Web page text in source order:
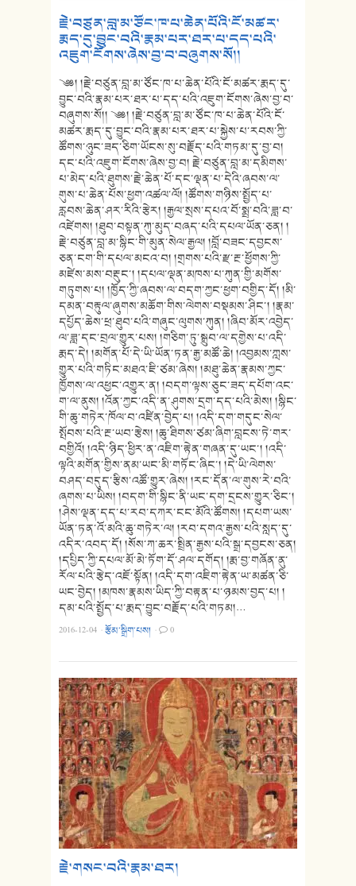
རྗེ་བཙུན་བླ་མ་ཙོང་ཁ་པ་ཆེན་པོའི་ངོ་མཚར་
རྨད་དུ་བྱུང་བའི་རྣམ་པར་ཐར་པ་དད་པའི་
འཇུག་ངོགས་ཞེས་བྱ་བ་བཞུགས་སོ།།
༄༅། །རྗེ་བཙུན་བླ་མ་ཙོང་ཁ་པ་ཆེན་པོའི་ངོ་མཚར་རྨད་དུ་
བྱུང་བའི་རྣམ་པར་ཐར་པ་དད་པའི་འཇུག་ངོགས་ཞེས་བྱ་བ་
བཞུགས་སོ།། ༄༅། །རྗེ་བཙུན་བླ་མ་ཙོང་ཁ་པ་ཆེན་པོའི་ངོ་
མཚར་རྨད་དུ་བྱུང་བའི་རྣམ་པར་ཐར་པ་སྐྱེས་པ་རབས་ཀྱི་
ཚོགས་ཉུང་ཟད་ཅིག་ཡོངས་སུ་བརྗོད་པའི་གཏམ་དུ་བྱ་བ།
དང་པའི་འཇུག་ངོགས་ཞེས་བྱ་བ། རྗེ་བཙུན་བླ་མ་དམིགས་
པ་མེད་པའི་ཐུགས་རྗེ་ཆེན་པོ་དང་ལྡན་པ་དེའི་ཞབས་ལ་
གུས་པ་ཆེན་པོས་ཕྱག་འཚལ་ལོ། །ཚོགས་གཉིས་སྤྱོད་པ་
རླབས་ཆེན་ཤར་རིའི་རྩེར། །རྒྱལ་སྲས་དཔའ་བོ་སྨྲ་བའི་ཟླ་བ་
འཛེགས། །ཐུབ་བསྟན་ཀུ་མུད་བཞད་པའི་དཔལ་ཡོན་ཅན། །
རྗེ་བཙུན་བླ་མ་སྙིང་གི་མུན་སེལ་རྒྱལ། །བློ་བཟང་དབྱངས་
ཅན་ངག་གི་དཔལ་མངའ་བ། །གྲགས་པའི་རྫ་རྔ་ཕྱོགས་ཀྱི་
མཛེས་མས་བརྡུང་། །དཔལ་ལྡན་མཁས་པ་ཀུན་གྱི་མགོས་
གཏུགས་པ། །ཁྱོད་ཀྱི་ཞབས་ལ་བདག་ཀྱང་ཕྱག་བགྱིད་དོ། །མི་
དམན་བརྟུལ་ཞུགས་མཆོག་གིས་ལེགས་བསྡམས་ཤིང་། །རྣམ་
དཔྱོད་ཆེས་ཕྲ་ཐུབ་པའི་གཞུང་ལུགས་ཀུན། །ཞིབ་མོར་འབྱེད་
ལ་ཟླ་དང་བྲལ་གྱུར་པས། །གཅིག་ཏུ་སྒྲུབ་ལ་དགྱེས་པ་འདི་
རྨད་དེ། །མགོན་པོ་དེ་ཡི་ཡོན་ཏན་རྒྱ་མཚོ་ཆེ། །འབྱམས་ཀླས་
གྱུར་པའི་གཏིང་མཐའ་ཇི་ཙམ་ཞེས། །མཐུ་ཆེན་རྣམས་ཀྱང་
ཁྱོགས་ལ་འཕྱང་འགྱུར་ན། །བདག་ལྟས་ཅུང་ཟད་དཔོག་འང་
ག་ལ་ནུས། །འོན་ཀྱང་འདི་ན་ཤུགས་དྲག་དད་པའི་མེས། །སྙིང་
གི་ཆུ་གཏེར་ཁོལ་བ་འཛིན་བྱེད་པ། །འདི་དག་གདུང་སེལ་
སྤོབས་པའི་རྔ་ཡབ་རྩེས། །ཆུ་ཐིགས་ཙམ་ཞིག་བླངས་ཏེ་གར་
བགྱིའོ། །འདི་ཉིད་ཕྱིར་ན་འཇིག་རྟེན་གཞན་དུ་ཡང་། །འདི་
ལྟའི་མགོན་གྱིས་ནམ་ཡང་མི་གཏོང་ཞིང་། །དེ་ཡི་ལེགས་
བཤད་བདུད་རྩིས་འཚོ་གྱུར་ཞེས། །རང་དོན་ལ་གུས་རེ་བའི་
ཞགས་པ་ཡིས། །བདག་གི་སྙིང་ནི་ཡང་དག་དྲངས་གྱུར་ཅིང་།
།ཤེས་ལྡན་དད་པ་རབ་དཀར་ངང་མོའི་ཚོགས། །དཔག་ཡས་
ཡོན་ཏན་འོ་མའི་ཆུ་གཏེར་ལ། །རབ་དགའ་རྒྱས་པའི་སླད་དུ་
འདིར་འབད་དོ། །སོས་ཀ་ཆར་སྤྲིན་རྒྱས་པའི་སྒྲ་དབྱངས་ཅན།
།དཔྱིད་ཀྱི་དཔལ་མོ་མེ་ཏོག་དོ་ཤལ་དགོད། །རྨ་བྱ་གཞོན་ནུ་
རོལ་པའི་རྩེད་འཇོ་སྟོན། །འདི་དག་འཇིག་རྟེན་ཡ་མཚན་ཅི་
ཡང་བྱེད། །མཁས་རྣམས་ཡིད་ཀྱི་བརྟན་པ་ཉམས་བྱད་པ། །
དམ་པའི་སྤྱོད་པ་རྨད་བྱུང་བརྗོད་པའི་གཏམ།…
2016-12-04 ·རྩོམ་སྒྲིག་པས། · 0
རྗེ་གསང་བའི་རྣམ་ཐར།